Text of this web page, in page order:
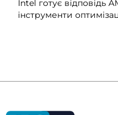
Intel готує відповідь
інструменти